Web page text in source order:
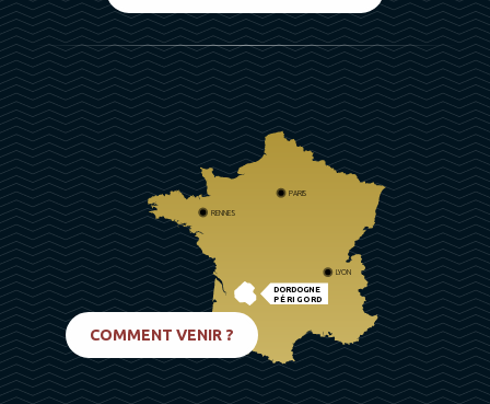
DORDOGNE
PÉRIGORD
PARIS
RENNES
LYON
COMMENT VENIR ?